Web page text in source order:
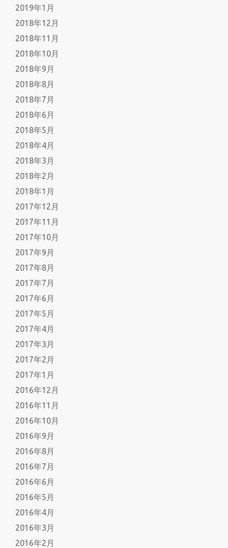
2019年1月
2018年12月
2018年11月
2018年10月
2018年9月
2018年8月
2018年7月
2018年6月
2018年5月
2018年4月
2018年3月
2018年2月
2018年1月
2017年12月
2017年11月
2017年10月
2017年9月
2017年8月
2017年7月
2017年6月
2017年5月
2017年4月
2017年3月
2017年2月
2017年1月
2016年12月
2016年11月
2016年10月
2016年9月
2016年8月
2016年7月
2016年6月
2016年5月
2016年4月
2016年3月
2016年2月